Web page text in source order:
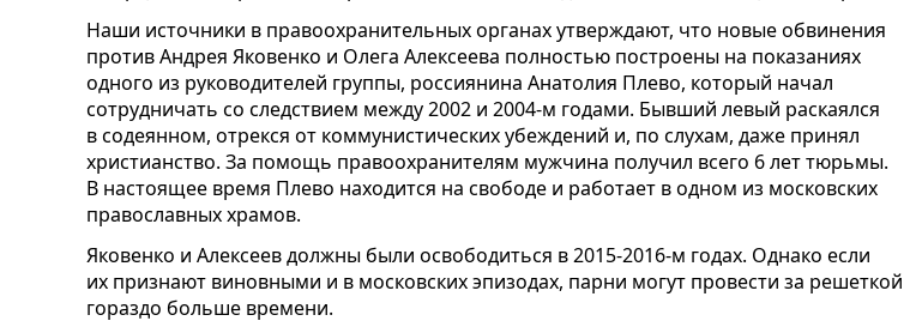
Наши источники в правоохранительных органах утверждают, что новые обвинения
против Андрея Яковенко и Олега Алексеева полностью построены на показаниях
одного из руководителей группы, россиянина Анатолия Плево, который начал
сотрудничать со следствием между 2002 и 2004-м годами. Бывший левый раскаялся
в содеянном, отрекся от коммунистических убеждений и, по слухам, даже принял
христианство. За помощь правоохранителям мужчина получил всего 6 лет тюрьмы.
В настоящее время Плево находится на свободе и работает в одном из московских
православных храмов.
Яковенко и Алексеев должны были освободиться в 2015-2016-м годах. Однако если
их признают виновными и в московских эпизодах, парни могут провести за решеткой
гораздо больше времени.